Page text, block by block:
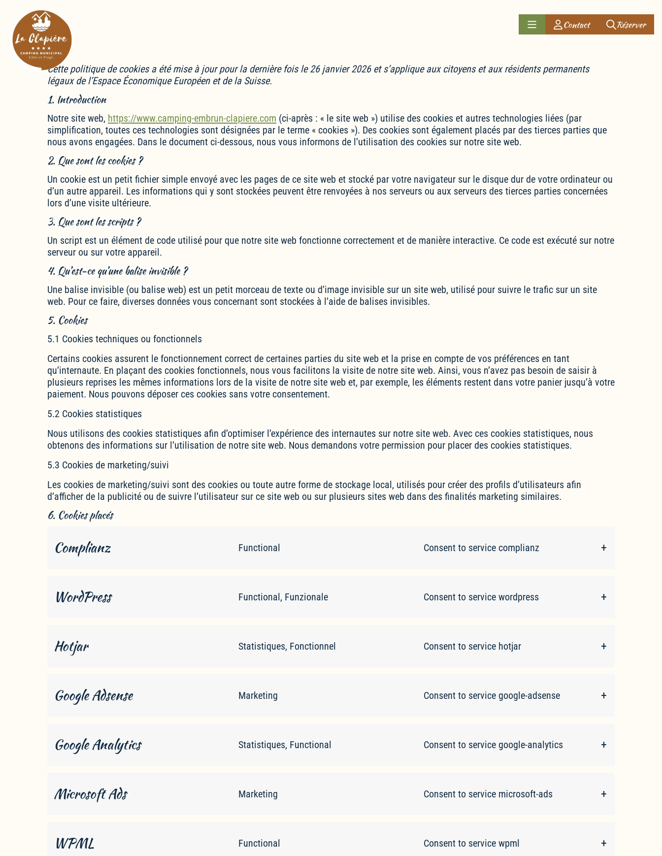
Contact Réserver
Cette politique de cookies a été mise à jour pour la dernière fois le 26 janvier 2026 et s’applique aux citoyens et aux résidents permanents
légaux de l’Espace Économique Européen et de la Suisse.
1. Introduction
Notre site web, https://www.camping-embrun-clapiere.com (ci-après : « le site web ») utilise des cookies et autres technologies liées (par
simplification, toutes ces technologies sont désignées par le terme « cookies »). Des cookies sont également placés par des tierces parties que
nous avons engagées. Dans le document ci-dessous, nous vous informons de l’utilisation des cookies sur notre site web.
2. Que sont les cookies ?
Un cookie est un petit fichier simple envoyé avec les pages de ce site web et stocké par votre navigateur sur le disque dur de votre ordinateur ou
d’un autre appareil. Les informations qui y sont stockées peuvent être renvoyées à nos serveurs ou aux serveurs des tierces parties concernées
lors d’une visite ultérieure.
3. Que sont les scripts ?
Un script est un élément de code utilisé pour que notre site web fonctionne correctement et de manière interactive. Ce code est exécuté sur notre
serveur ou sur votre appareil.
4. Qu’est-ce qu’une balise invisible ?
Une balise invisible (ou balise web) est un petit morceau de texte ou d’image invisible sur un site web, utilisé pour suivre le trafic sur un site
web. Pour ce faire, diverses données vous concernant sont stockées à l’aide de balises invisibles.
5. Cookies
5.1 Cookies techniques ou fonctionnels
Certains cookies assurent le fonctionnement correct de certaines parties du site web et la prise en compte de vos préférences en tant
qu’internaute. En plaçant des cookies fonctionnels, nous vous facilitons la visite de notre site web. Ainsi, vous n’avez pas besoin de saisir à
plusieurs reprises les mêmes informations lors de la visite de notre site web et, par exemple, les éléments restent dans votre panier jusqu’à votre
paiement. Nous pouvons déposer ces cookies sans votre consentement.
5.2 Cookies statistiques
Nous utilisons des cookies statistiques afin d’optimiser l’expérience des internautes sur notre site web. Avec ces cookies statistiques, nous
obtenons des informations sur l’utilisation de notre site web. Nous demandons votre permission pour placer des cookies statistiques.
5.3 Cookies de marketing/suivi
Les cookies de marketing/suivi sont des cookies ou toute autre forme de stockage local, utilisés pour créer des profils d’utilisateurs afin
d’afficher de la publicité ou de suivre l’utilisateur sur ce site web ou sur plusieurs sites web dans des finalités marketing similaires.
6. Cookies placés
Complianz Functional Consent to service complianz
WordPress Functional, Funzionale Consent to service wordpress
Hotjar Statistiques, Fonctionnel Consent to service hotjar
Google Adsense Marketing Consent to service google-adsense
Google Analytics Statistiques, Functional Consent to service google-analytics
Microsoft Ads Marketing Consent to service microsoft-ads
WPML Functional Consent to service wpml